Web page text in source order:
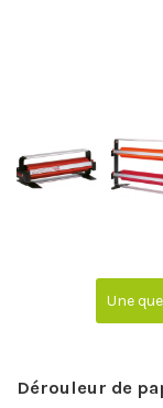
Une
Dérouleur de